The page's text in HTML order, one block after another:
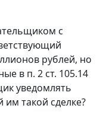
с
рублей, но
в п. 2 ст. 105.14
уведомлять
такой сделке?